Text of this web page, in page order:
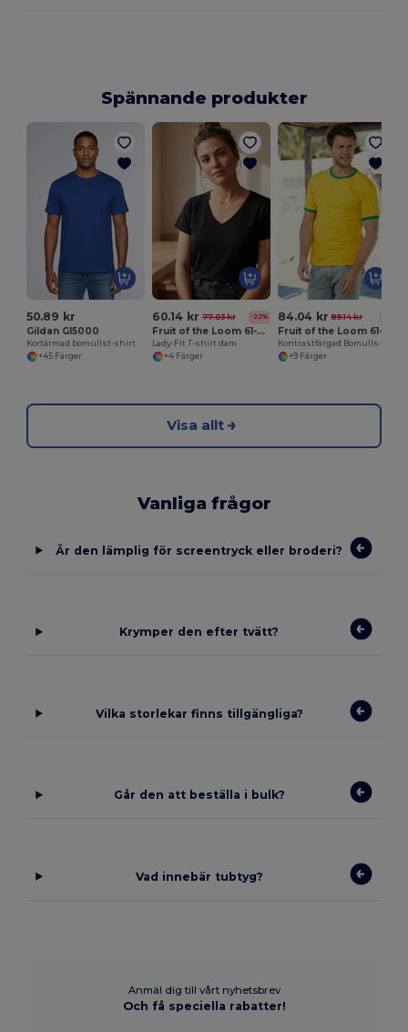
Spännande produkter
50.89 kr
Gildan GI5000
Kortärmad bomullst-shirt
+45 Färger
60.14 kr 77.03 kr -22%
Fruit of the Loom 61-398-0
Lady-Fit T-shirt dam
+4 Färger
84.04 kr 89.14 kr
+9 Färger
Visa allt
Vanliga frågor
Är den lämplig för screentryck eller broderi?
Krymper den efter tvätt?
Vilka storlekar finns tillgängliga?
Går den att beställa i bulk?
Vad innebär tubtyg?
Anmäl dig till vårt nyhetsbrev
Och få speciella rabatter!